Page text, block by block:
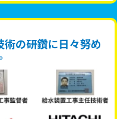
術の研鑽に日々努め